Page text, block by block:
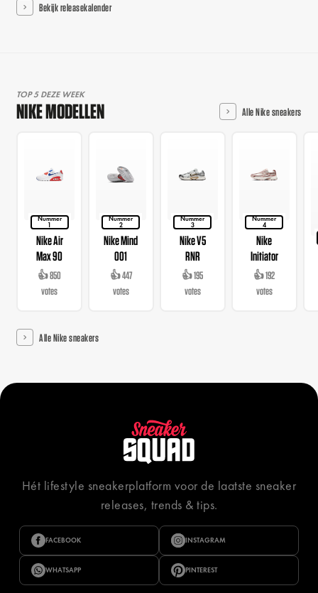
Bekijk releasekalender
TOP 5 DEZE WEEK
NIKE MODELLEN Alle Nike sneakers
Nummer
1
Nike Air
Max 90
👍 850
votes
Nummer
2
Nike Mind
001
👍 447
votes
Nummer
3
Nike V5
RNR
👍 195
votes
Nummer
4
Nike
Initiator
👍 192
votes
Alle Nike sneakers
Hét lifestyle sneakerplatform voor de laatste sneaker
releases, trends & tips.
FACEBOOK INSTAGRAM
WHATSAPP PINTEREST